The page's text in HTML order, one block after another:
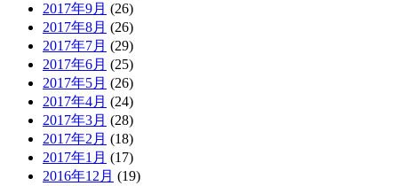
2017年9月 (26)
2017年8月 (26)
2017年7月 (29)
2017年6月 (25)
2017年5月 (26)
2017年4月 (24)
2017年3月 (28)
2017年2月 (18)
2017年1月 (17)
2016年12月 (19)